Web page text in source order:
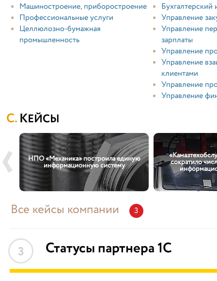
Машиностроение, приборостроение
Профессиональные услуги
Целлюлозно-бумажная
промышленность
Бухгалтерский
Управление
Управление
зарплаты
Управление
Управление
клиентами
Управление
Управление
КЕЙСЫ
НПО «Механика» построила единую
информационную систему сократило
Все кейсы компании 3
3 Статусы партнера 1С